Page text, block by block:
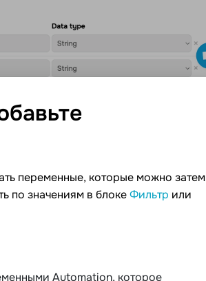
переменные, которые можно затем
по значениям в блокеФильтр или
Automation, которое